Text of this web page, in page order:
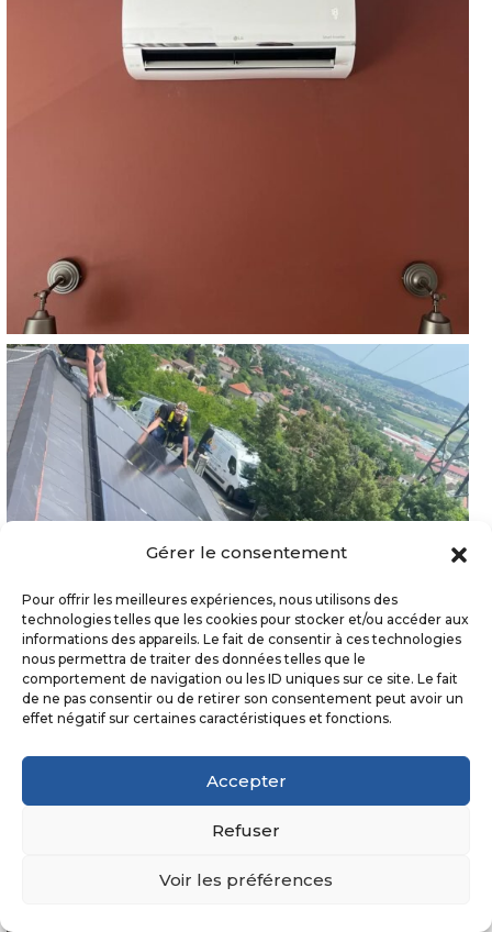
Gérer le consentement
Pour offrir les meilleures expériences, nous utilisons des
technologies telles que les cookies pour stocker et/ou accéder aux
informations des appareils. Le fait de consentir à ces technologies
nous permettra de traiter des données telles que le
comportement de navigation ou les ID uniques sur ce site. Le fait
de ne pas consentir ou de retirer son consentement peut avoir un
effet négatif sur certaines caractéristiques et fonctions.
Accepter
Refuser
Voir les préférences